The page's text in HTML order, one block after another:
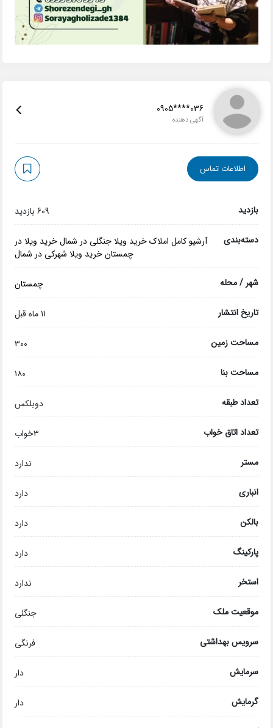
0905****036
آگهی دهنده
اطلاعات تماس
بازدید 609 بازدید
دسته‌بندی آرشیو کامل املاک خرید ویلا جنگلی در شمال خرید ویلا در
چمستان خرید ویلا شهرکی در شمال
شهر / محله چمستان
تاریخ انتشار 11 ماه قبل
مساحت زمین ۳۰۰
مساحت بنا ۱۸۰
تعداد طبقه دوبلکس
تعداد اتاق خواب ۳خواب
مستر ندارد
انباری دارد
بالکن دارد
پارکینگ دارد
استخر ندارد
موقعیت ملک جنگلی
سرویس بهداشتی فرنگی
سرمایش دار
گرمایش دار